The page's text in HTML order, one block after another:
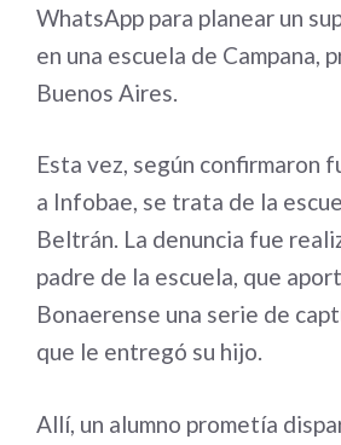
WhatsApp para planear un
en una escuela de Campana,
Buenos Aires.
Esta vez, según confirmaron
a Infobae, se trata de la
Beltrán. La denuncia fue
padre de la escuela, que
Bonaerense una serie de
que le entregó su hijo.
Allí, un alumno prometía